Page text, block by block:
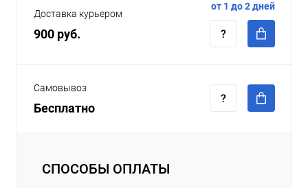
Доставка курьером
900 руб.
от 1 до 2 дней
Самовывоз
Бесплатно
СПОСОБЫ ОПЛАТЫ